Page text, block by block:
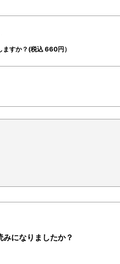
すか？(税込 660円）
みになりましたか？